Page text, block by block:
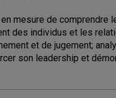
mesure de comprendre
des individus et les
et de jugement;
son leadership et